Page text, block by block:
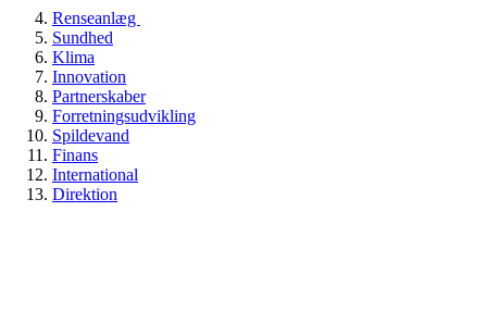
Renseanlæg
Sundhed
Klima
Innovation
Partnerskaber
Forretningsudvikling
Spildevand
Finans
International
Direktion